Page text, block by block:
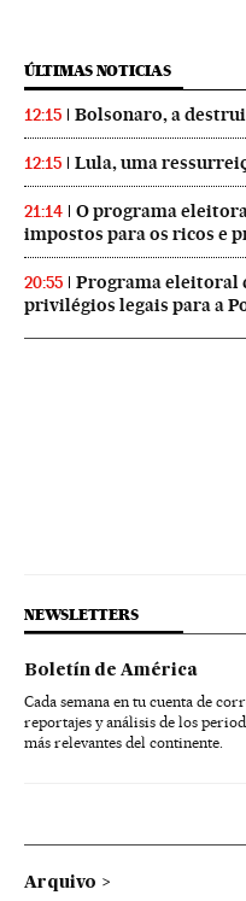
ÚLTIMAS NOTICIAS
12:15 Bolsonaro, a
12:15 Lula, uma
21:14
O programa
impostos para os ricos e
20:55
Programa eleitoral
privilégios legais para a
NEWSLETTERS
Boletín de América
Cada semana en tu cuenta de
reportajes y análisis de los
más relevantes del continente.
Arquivo